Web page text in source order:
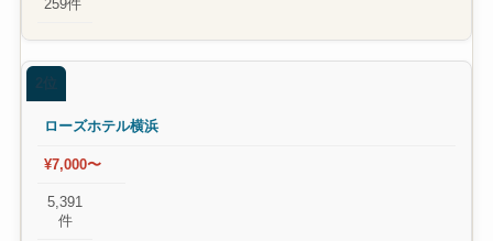
259件
2位
ローズホテル横浜
¥7,000〜
5,391
件